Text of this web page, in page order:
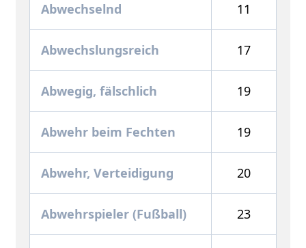
Abwechselnd 11
Abwechslungsreich 17
Abwegig, fälschlich 19
Abwehr beim Fechten 19
Abwehr, Verteidigung 20
Abwehrspieler (Fußball) 23